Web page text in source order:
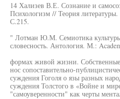
14 Хализев В.Е. Сознание и
Психологизм // Теория
С.215.
" Лотман Ю.М. Семиотика культуры
словесность. Антология. М.:
формах живой жизни. Собственные
нос сопоставительно-
суждения Гоголя о язы разных
суждения Толстого в «Войне и
"самоуверенности" как черты